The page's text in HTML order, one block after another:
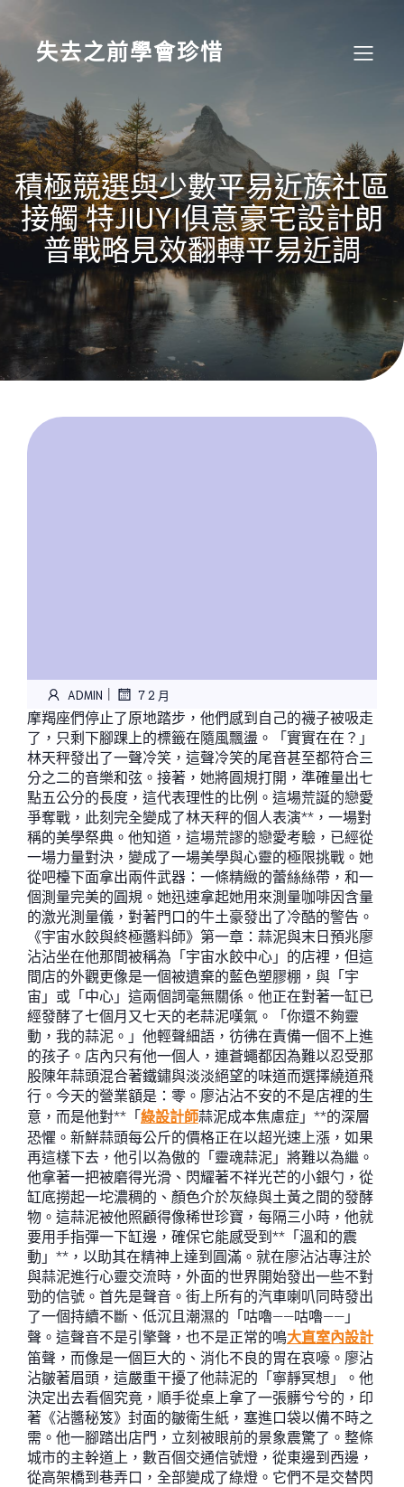
content
失去之前學會珍惜
積極競選與少數平易近族社區
接觸 特JIUYI俱意豪宅設計朗
普戰略見效翻轉平易近調
ADMIN | 7 2 月
摩羯座們停止了原地踏步，他們感到自己的襪子被吸走
了，只剩下腳踝上的標籤在隨風飄盪。「實實在在？」
林天秤發出了一聲冷笑，這聲冷笑的尾音甚至都符合三
分之二的音樂和弦。接著，她將圓規打開，準確量出七
點五公分的長度，這代表理性的比例。這場荒誕的戀愛
爭奪戰，此刻完全變成了林天秤的個人表演**，一場對
稱的美學祭典。他知道，這場荒謬的戀愛考驗，已經從
一場力量對決，變成了一場美學與心靈的極限挑戰。她
從吧檯下面拿出兩件武器：一條精緻的蕾絲絲帶，和一
個測量完美的圓規。她迅速拿起她用來測量咖啡因含量
的激光測量儀，對著門口的牛土豪發出了冷酷的警告。
《宇宙水餃與終極醬料師》第一章：蒜泥與末日預兆廖
沾沾坐在他那間被稱為「宇宙水餃中心」的店裡，但這
間店的外觀更像是一個被遺棄的藍色塑膠棚，與「宇
宙」或「中心」這兩個詞毫無關係。他正在對著一缸已
經發酵了七個月又七天的老蒜泥嘆氣。「你還不夠靈
動，我的蒜泥。」他輕聲細語，彷彿在責備一個不上進
的孩子。店內只有他一個人，連蒼蠅都因為難以忍受那
股陳年蒜頭混合著鐵鏽與淡淡絕望的味道而選擇繞道飛
行。今天的營業額是：零。廖沾沾不安的不是店裡的生
意，而是他對**「綠設計師蒜泥成本焦慮症」**的深層
恐懼。新鮮蒜頭每公斤的價格正在以超光速上漲，如果
再這樣下去，他引以為傲的「靈魂蒜泥」將難以為繼。
他拿著一把被磨得光滑、閃耀著不祥光芒的小銀勺，從
缸底撈起一坨濃稠的、顏色介於灰綠與土黃之間的發酵
物。這蒜泥被他照顧得像稀世珍寶，每隔三小時，他就
要用手指彈一下缸邊，確保它能感受到**「溫和的震
動」**，以助其在精神上達到圓滿。就在廖沾沾專注於
與蒜泥進行心靈交流時，外面的世界開始發出一些不對
勁的信號。首先是聲音。街上所有的汽車喇叭同時發出
了一個持續不斷、低沉且潮濕的「咕嚕——咕嚕——」
聲。這聲音不是引擎聲，也不是正常的鳴大直室內設計
笛聲，而像是一個巨大的、消化不良的胃在哀嚎。廖沾
沾皺著眉頭，這嚴重干擾了他蒜泥的「寧靜冥想」。他
決定出去看個究竟，順手從桌上拿了一張髒兮兮的，印
著《沾醬秘笈》封面的皺衛生紙，塞進口袋以備不時之
需。他一腳踏出店門，立刻被眼前的景象震驚了。整條
城市的主幹道上，數百個交通信號燈，從東邊到西邊，
從高架橋到巷弄口，全部變成了綠燈。它們不是交替閃